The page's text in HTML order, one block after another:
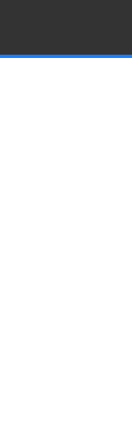
content